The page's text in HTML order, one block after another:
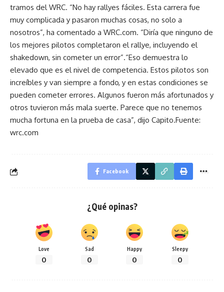
tramos del WRC. “No hay rallyes fáciles. Esta carrera fue
muy complicada y pasaron muchas cosas, no solo a
nosotros”, ha comentado a WRC.com. “Diría que ninguno de
los mejores pilotos completaron el rallye, incluyendo el
shakedown, sin cometer un error”.“Eso demuestra lo
elevado que es el nivel de competencia. Estos pilotos son
increíbles y van siempre a fondo, y en estas condiciones se
pueden cometer errores. Algunos fueron más afortunados y
otros tuvieron más mala suerte. Parece que no tenemos
mucha fortuna en la prueba de casa”, dijo Capito.Fuente:
wrc.com
Facebook
¿Qué opinas?
Love
0
Sad
0
Happy
0
Sleepy
0